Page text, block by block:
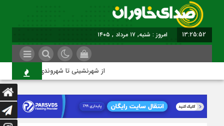
13:25:52 برابر با : Saturday - 8 August - 2026
از شهرنشینی تا شهروندی